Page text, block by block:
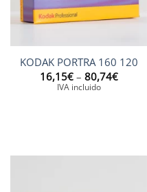
KODAK PORTRA 160 120
16,15€ – 80,74€Interval
de
IVA incluido